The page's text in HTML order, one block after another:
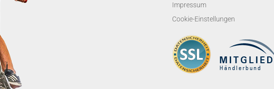
Impressum
Cookie-Einstellungen